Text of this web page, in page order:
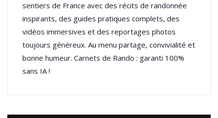
sentiers de France avec des récits de randonnée
inspirants, des guides pratiques complets, des
vidéos immersives et des reportages photos
toujours généreux. Au menu partage, convivialité et
bonne humeur. Carnets de Rando : garanti 100%
sans IA !